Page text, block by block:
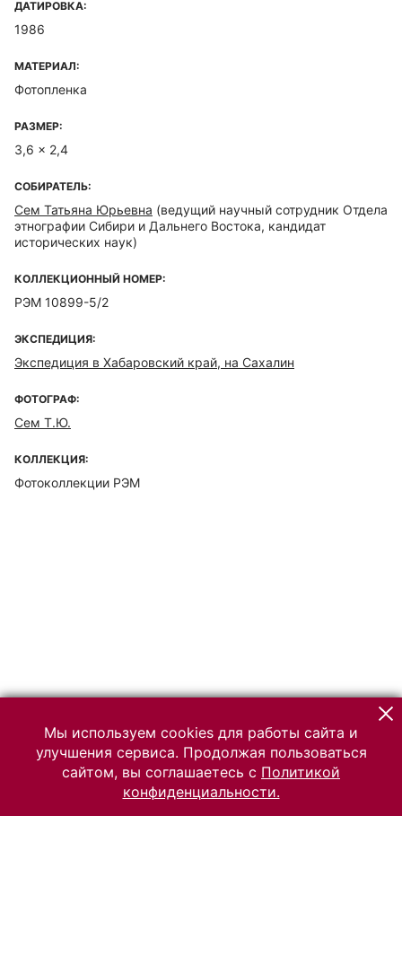
ДАТИРОВКА:
1986
МАТЕРИАЛ:
Фотопленка
РАЗМЕР:
3,6 x 2,4
СОБИРАТЕЛЬ:
Сем Татьяна Юрьевна (ведущий научный сотрудник Отдела
этнографии Сибири и Дальнего Востока, кандидат
исторических наук)
КОЛЛЕКЦИОННЫЙ НОМЕР:
РЭМ 10899-5/2
ЭКСПЕДИЦИЯ:
Экспедиция в Хабаровский край, на Сахалин
ФОТОГРАФ:
Сем Т.Ю.
КОЛЛЕКЦИЯ:
Фотоколлекции РЭМ
Мы используем cookies для работы сайта и
улучшения сервиса. Продолжая пользоваться
сайтом, вы соглашаетесь с Политикой
конфиденциальности.